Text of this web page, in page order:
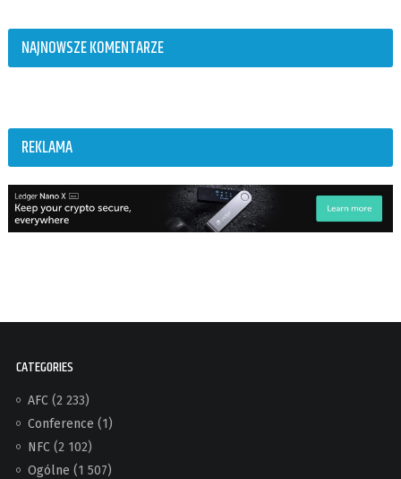
NAJNOWSZE KOMENTARZE
REKLAMA
CATEGORIES
AFC(2 233)
Conference (1)
NFC(2 102)
Ogólne (1 507)